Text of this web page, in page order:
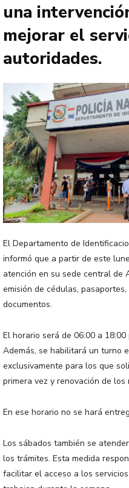
una
mejorar el
autoridades.
El Departamento de
informó que a partir de este
atención en su sede central de
emisión de cédulas,
documentos.
El horario será de 06:00 a
Además, se habilitará un turno
exclusivamente para los que
primera vez y renovación de los
En ese horario no se hará
Los sábados también se
los trámites. Esta medida
facilitar el acceso a los